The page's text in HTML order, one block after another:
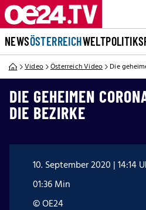
NEWSÖSTERREICHWELTPOLITIK
Video Österreich Video Die
DIE GEHEIMEN
DIE BEZIRKE
10. September 2020 | 14:14
01:36 Min
© OE24